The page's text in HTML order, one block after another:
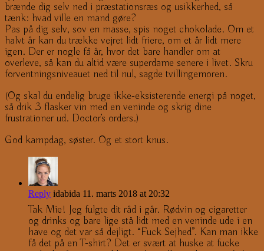
brænde dig selv ned i præstationsræs og usikkerhed, så
tænk: hvad ville en mand gøre?
Pas på dig selv, sov en masse, spis noget chokolade. Om et
halvt år kan du trække vejret lidt friere, om et år lidt mere
igen. Der er nogle få år, hvor det bare handler om at
overleve, så kan du altid være superdame senere i livet. Skru
forventningsniveauet ned til nul, sagde tvillingemoren.
(Og skal du endelig bruge ikke-eksisterende energi på noget,
så drik 3 flasker vin med en veninde og skrig dine
frustrationer ud. Doctor’s orders.)
God kampdag, søster. Og et stort knus.
Reply idabida 11. marts 2018 at 20:32
Tak Mie! Jeg fulgte dit råd i går. Rødvin og cigaretter
og drinks og bare lige stå lidt med en veninde ude i en
have og det var så dejligt. “Fuck Sejhed”. Kan man ikke
få det på en T-shirt? Det er svært at huske at fucke